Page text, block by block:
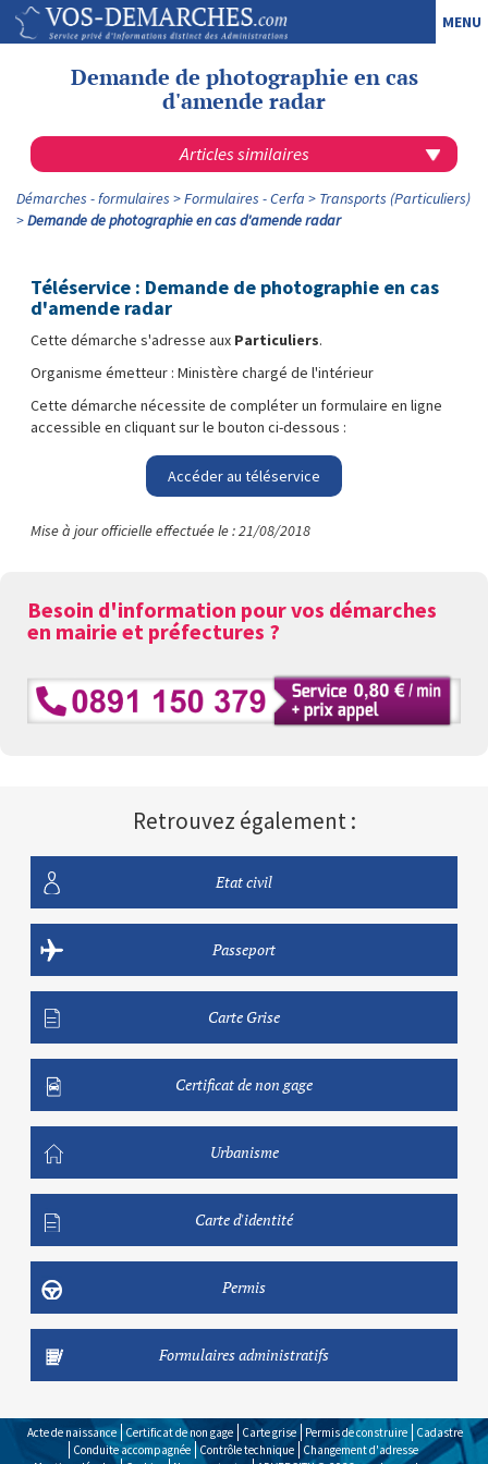
MENU
Demande de photographie en cas
d'amende radar
Articles similaires
Démarches - formulaires Formulaires - Cerfa
Transports (Particuliers)
Demande de photographie en cas d'amende radar
Téléservice : Demande de photographie en cas
d'amende radar
Cette démarche s'adresse aux Particuliers.
Organisme émetteur : Ministère chargé de l'intérieur
Cette démarche nécessite de compléter un formulaire en ligne
accessible en cliquant sur le bouton ci-dessous :
Accéder au téléservice
Mise à jour officielle effectuée le : 21/08/2018
Besoin d'information pour vos démarches
en mairie et préfectures ?
Retrouvez également :
Etat civil
Passeport
Carte Grise
Certificat de non gage
Urbanisme
Carte d'identité
Permis
Formulaires administratifs
Acte de naissance Certificat de non gage Carte grise Permis de construire
Cadastre
Conduite accompagnée Contrôle technique
Changement d'adresse